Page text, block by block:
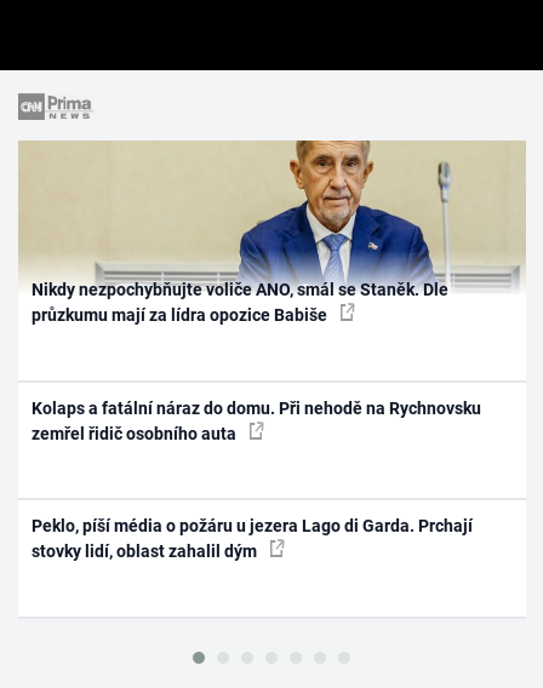
Nikdy nezpochybňujte voliče ANO, smál se Staněk. Dle
průzkumu mají za lídra opozice Babiše
Kolaps a fatální náraz do domu. Při nehodě na Rychnovsku
zemřel řidič osobního auta
Peklo, píší média o požáru u jezera Lago di Garda. Prchají
stovky lidí, oblast zahalil dým